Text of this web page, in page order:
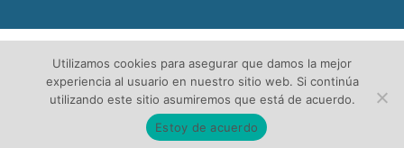
© Copyright 2023. Todos los Derechos Reservados│Aviso Legal │Directorio de
Utilizamos cookies para asegurar que damos la mejor
experiencia al usuario en nuestro sitio web. Si continúa
utilizando este sitio asumiremos que está de acuerdo.
Estoy de acuerdo